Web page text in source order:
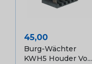
Prijs
45,00
Burg-Wächter
KWH5 Houder Vo...